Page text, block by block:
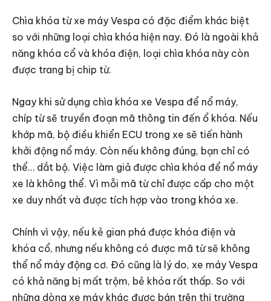
Chìa khóa từ xe máy Vespa có đặc điểm khác biệt
so với những loại chìa khóa hiện nay. Đó là ngoài khả
năng khóa cổ và khóa điện, loại chìa khóa này còn
được trang bị chip từ.
Ngay khi sử dụng chìa khóa xe Vespa để nổ máy,
chíp từ sẽ truyền đoạn mã thông tin đến ổ khóa. Nếu
khớp mã, bộ điều khiển ECU trong xe sẽ tiến hành
khởi động nổ máy. Còn nếu không đúng, bạn chỉ có
thể… dắt bộ. Việc làm giả được chìa khóa để nổ máy
xe là không thể. Vì mỗi mã từ chỉ được cấp cho một
xe duy nhất và được tích hợp vào trong khóa xe.
Chính vì vậy, nếu kẻ gian phá được khóa điện và
khóa cổ, nhưng nếu không có được mã từ sẽ không
thể nổ máy động cơ. Đó cũng là lý do, xe máy Vespa
có khả năng bị mất trộm, bẻ khóa rất thấp. So với
những dòng xe máy khác được bán trên thị trường